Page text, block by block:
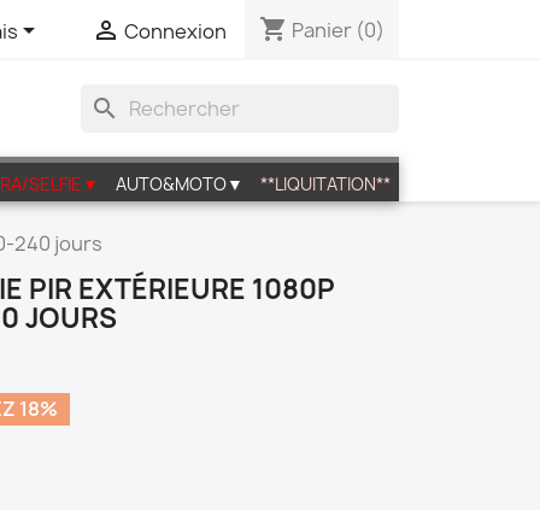
  Connexion shopping_cart Panier (0)
search
SELFIE▼ AUTO&MOTO▼ **LIQUITATION**
240 jours
PIR EXTÉRIEURE 1080P
JOURS
18%